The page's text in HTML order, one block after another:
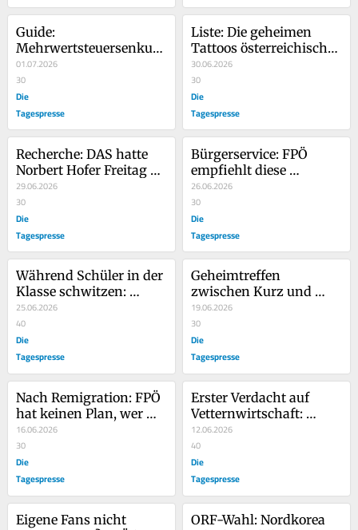
Guide:
Mehrwertsteuersenkung
leicht gemacht
01.07.2026
30
Die
Tagespresse
Liste: Die geheimen
Tattoos österreichischer
Politiker
30.06.2026
30
Die
Tagespresse
Recherche: DAS hatte
Norbert Hofer Freitag
vormittags zu feiern
29.06.2026
30
Die
Tagespresse
Bürgerservice: FPÖ
empfiehlt diese
Maßnahmen gegen die
Hitze
26.06.2026
30
Die
Tagespresse
Während Schüler in der
Klasse schwitzen:
Bildungsverwaltung
gönnt sich Klimaanlage
25.06.2026
40
Die
Tagespresse
Geheimtreffen
zwischen Kurz und
Kickl: Der ganze
WhatsApp-Verlauf
19.06.2026
30
Die
Tagespresse
Nach Remigration: FPÖ
hat keinen Plan, wer
dann ihr Schnitzel
frittiert, ihren SUV
repariert, ihre NS-
Devotionalien aus dem
I...
16.06.2026
30
Die
Tagespresse
Erster Verdacht auf
Vetternwirtschaft:
Peppa Pig moderiert ZiB
2
12.06.2026
40
Die
Tagespresse
Eigene Fans nicht
ORF-Wahl: Nordkorea